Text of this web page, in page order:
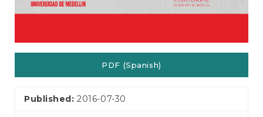
PDF (Spanish)
Published:2016-07-30